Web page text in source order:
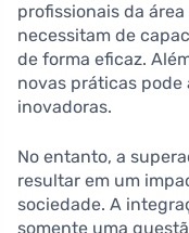
profissionais da
necessitam de
de forma eficaz.
novas práticas pode
inovadoras.
No entanto, a
resultar em um
sociedade. A
somente uma